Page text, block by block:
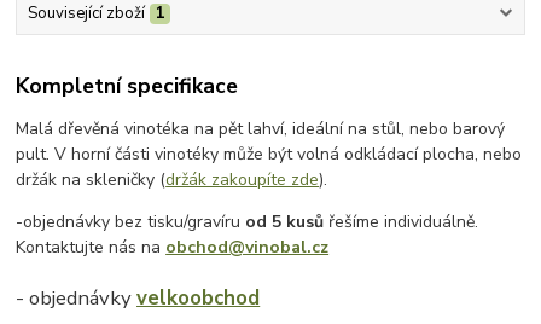
Související zboží 1
Kompletní specifikace
Malá dřevěná vinotéka na pět lahví, ideální na stůl, nebo barový
pult. V horní části vinotéky může být volná odkládací plocha, nebo
držák na skleničky (držák zakoupíte zde).
-objednávky bez tisku/gravíru od 5 kusů řešíme individuálně.
Kontaktujte nás na obchod@vinobal.cz
- objednávkyvelkoobchod